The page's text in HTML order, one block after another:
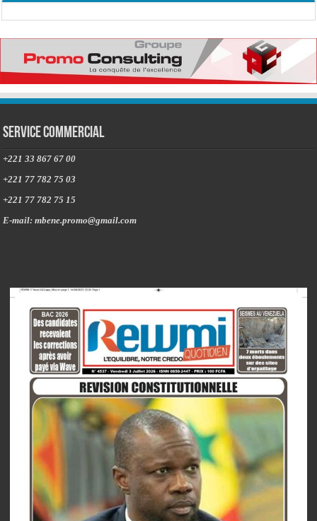
Service commercial
+221 33 867 67 00
+221 77 782 75 03
+221 77 782 75 15
E-mail: mbene.promo@gmail.com